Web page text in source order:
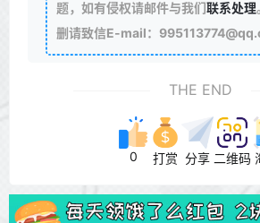
题，如有侵权请邮件与我们联系处理
删请致信E-mail：
THE END
0 打赏 分享 二维码